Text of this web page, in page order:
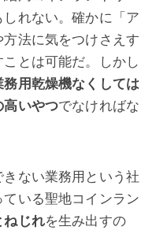
れない。確かに「ア
法に気をつけさえす
とは可能だ。しかし
務用乾燥機なくしては
高いやつでなければな
ない業務用という社
いる聖地コインラン
ねじれを生み出すの